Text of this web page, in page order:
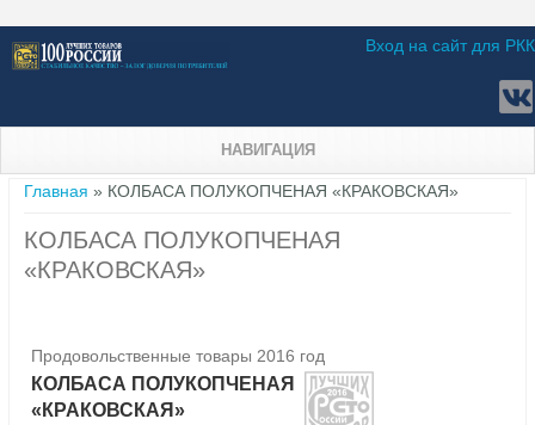
Вход на сайт для РКК
НАВИГАЦИЯ
Вы здесь
Главная » КОЛБАСА ПОЛУКОПЧЕНАЯ «КРАКОВСКАЯ»
КОЛБАСА ПОЛУКОПЧЕНАЯ
«КРАКОВСКАЯ»
Продовольственные товары 2016 год
КОЛБАСА ПОЛУКОПЧЕНАЯ
«КРАКОВСКАЯ»